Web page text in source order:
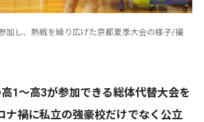
加し、熱戦を繰り広げた京都夏季大会の様子/撮
高1～高3が参加できる総体代替大会を
ナ禍に私立の強豪校だけでなく公立